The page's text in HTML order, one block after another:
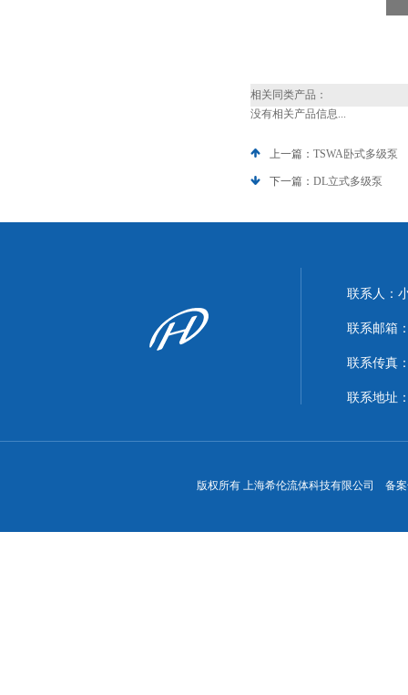
相关同类产品：
没有相关产品信息...
上一篇： TSWA卧式多级泵
下一篇： DL立式多级泵
联系人：
联系邮箱
联系传真
联系地址
版权所有 上海希伦流体科技有限公司 备